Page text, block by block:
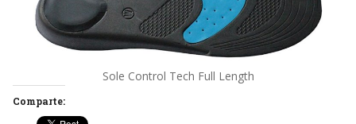
Sole Control Tech Full Length
Comparte: